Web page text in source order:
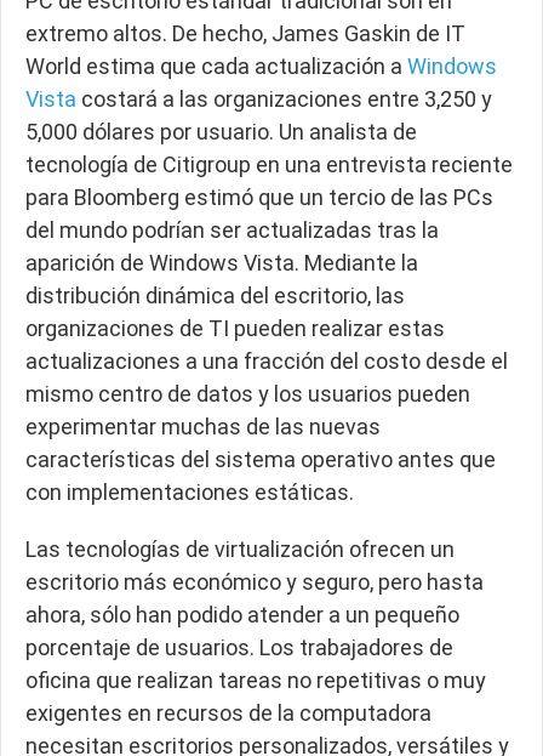
extremo altos. De hecho, James Gaskin de IT
World estima que cada actualización a Windows
Vista costará a las organizaciones entre 3,250 y
5,000 dólares por usuario. Un analista de
tecnología de Citigroup en una entrevista reciente
para Bloomberg estimó que un tercio de las PCs
del mundo podrían ser actualizadas tras la
aparición de Windows Vista. Mediante la
distribución dinámica del escritorio, las
organizaciones de TI pueden realizar estas
actualizaciones a una fracción del costo desde el
mismo centro de datos y los usuarios pueden
experimentar muchas de las nuevas
características del sistema operativo antes que
con implementaciones estáticas.
Las tecnologías de virtualización ofrecen un
escritorio más económico y seguro, pero hasta
ahora, sólo han podido atender a un pequeño
porcentaje de usuarios. Los trabajadores de
oficina que realizan tareas no repetitivas o muy
exigentes en recursos de la computadora
necesitan escritorios personalizados, versátiles y